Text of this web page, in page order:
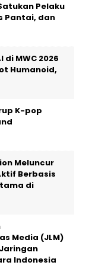
Pelaku
Pantai, dan
di MWC 2026
Humanoid,
K-pop
Meluncur
Berbasis
di
Media (JLM)
Indonesia